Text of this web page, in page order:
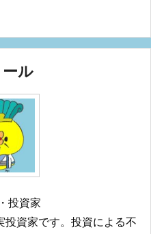
ル
投資家
投資家です。投資による不